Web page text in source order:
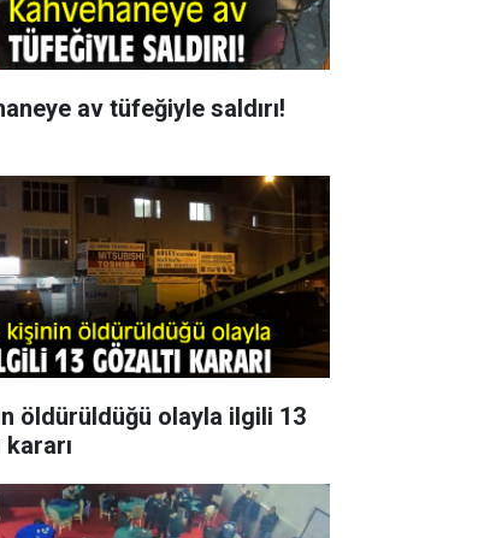
av tüfeğiyle saldırı!
öldürüldüğü olayla ilgili 13
kararı